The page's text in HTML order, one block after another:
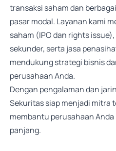
transaksi saham dan
pasar modal. Layanan kami
saham (IPO dan rights
sekunder, serta jasa
mendukung strategi bisnis
perusahaan Anda.
Dengan pengalaman dan
Sekuritas siap menjadi mitra
membantu perusahaan
panjang.